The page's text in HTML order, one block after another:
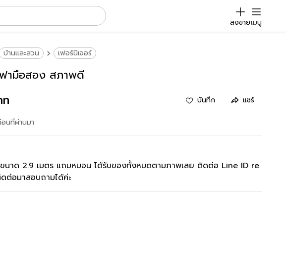
ลงขายเมนู
บ้านและสวน เฟอร์นิเจอร์
ฟามือสอง สภาพดี
บันทึก แชร์
นที่ผ่านมา
นาด 2.9 เมตร แถมหมอน ได้รับของทั้งหมดตามภาพเลย ติดต่อ Line ID re
ต่อมาสอบถามได้ค่ะ